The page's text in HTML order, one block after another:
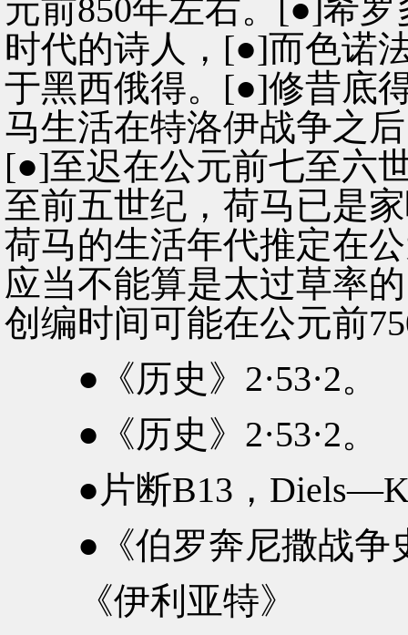
元前850年左右。[●]希
时代的诗人，[●]而色诺
于黑西俄得。[●]修昔底
马生活在特洛伊战争之
[●]至迟在公元前七至六
至前五世纪，荷马已是
荷马的生活年代推定在
应当不能算是太过草率
创编时间可能在公元前
●《历史》2·53·2。
●《历史》2·53·2。
●片断B13，
●《伯罗奔尼撒战争
《伊利亚特》